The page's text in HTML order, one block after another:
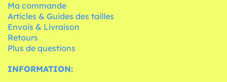
Ma commande
Articles & Guides des tailles
Envois & Livraison
Retours
Plus de questions
INFORMATION: